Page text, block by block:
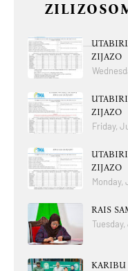
ZIJAZO
ZIJAZO
Friday,
ZIJAZO
Monday,
RAIS
KARIBU